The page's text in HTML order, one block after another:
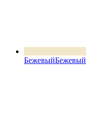
БежевыйБежевый